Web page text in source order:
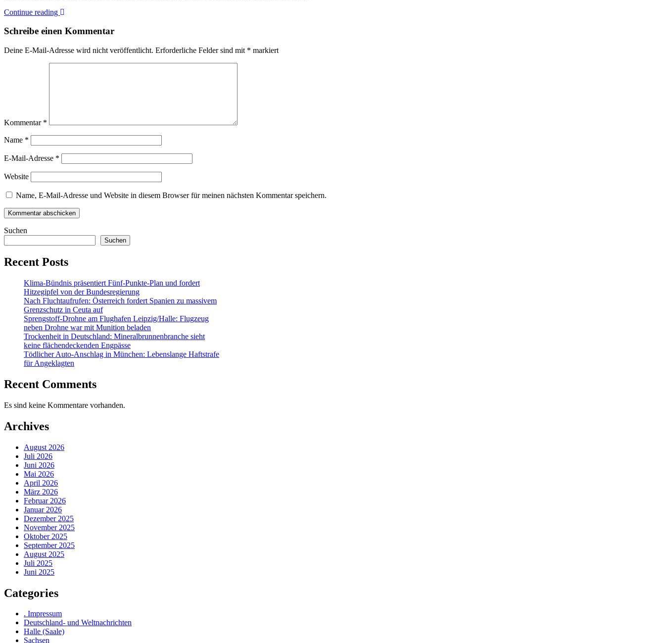
Continue reading
Schreibe einen Kommentar
Deine E-Mail-Adresse wird nicht veröffentlicht. Erforderliche Felder sind mit * markiert
Kommentar *
Name *
E-Mail-Adresse *
Website
Name, E-Mail-Adresse und Website in diesem Browser für meinen nächsten Kommentar speichern.
Suchen
Suchen
Recent Posts
Klima-Bündnis präsentiert Fünf-Punkte-Plan und fordert
Hitzegipfel von der Bundesregierung
Nach Fluchtaufrufen: Österreich fordert Spanien zu massivem
Grenzschutz in Ceuta auf
Sprengstoff-Drohne am Flughafen Leipzig/Halle: Flugzeug
neben Drohne war mit Munition beladen
Trockenheit in Deutschland: Mineralbrunnenbranche sieht
keine flächendeckenden Engpässe
Tödlicher Auto-Anschlag in München: Lebenslange Haftstrafe
für Angeklagten
Recent Comments
Es sind keine Kommentare vorhanden.
Archives
August 2026
Juli 2026
Juni 2026
Mai 2026
April 2026
März 2026
Februar 2026
Januar 2026
Dezember 2025
November 2025
Oktober 2025
September 2025
August 2025
Juli 2025
Juni 2025
Categories
. Impressum
Deutschland- und Weltnachrichten
Halle (Saale)
Sachsen